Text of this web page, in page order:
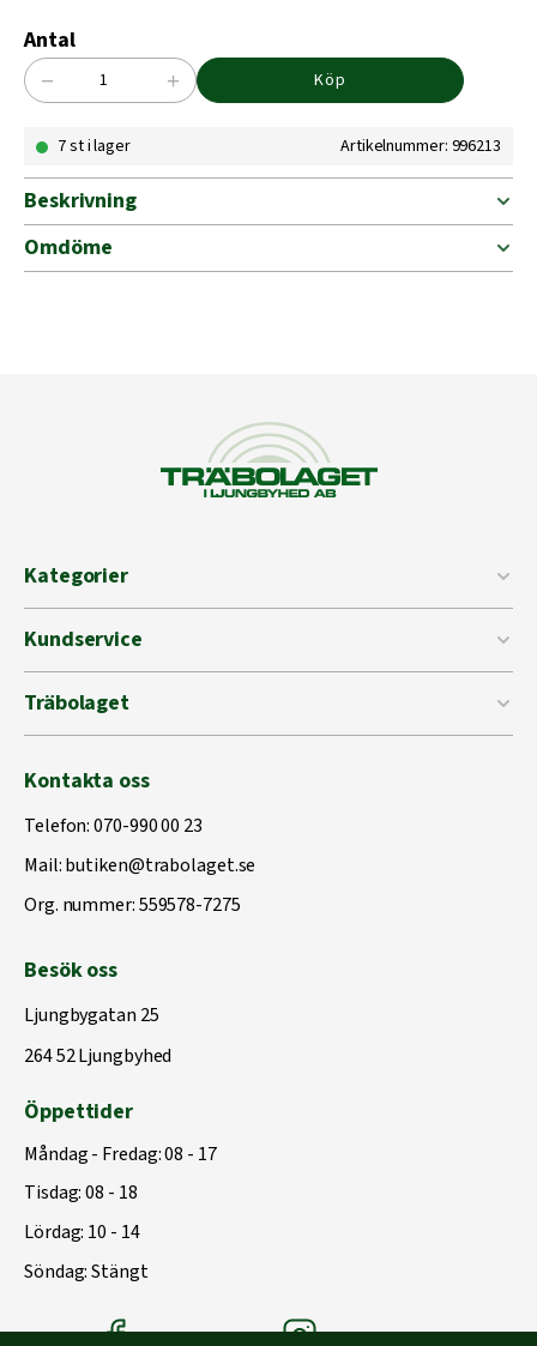
Antal
BYGGTEJP
33M
PVC
− + Köp
7 st i lager Artikelnummer: 996213
Beskrivning
Omdöme
Kategorier
Kundservice
Träbolaget
Kontakta oss
Telefon:070-990 00 23
Mail:butiken@trabolaget.se
Org. nummer: 559578-7275
Besök oss
Ljungbygatan 25
264 52 Ljungbyhed
Öppettider
Måndag - Fredag: 08 - 17
Tisdag: 08 - 18
Lördag: 10 - 14
Söndag: Stängt